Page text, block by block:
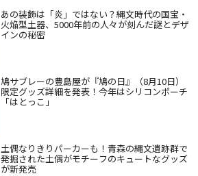
あの装飾は「炎」ではない？縄文時代の国宝・
火焔型土器、5000年前の人々が刻んだ謎とデザ
インの秘密
鳩サブレーの豊島屋が『鳩の日』（8月10日）
限定グッズ詳細を発表！今年はシリコンポーチ
「はとっこ」
土偶なりきりパーカーも！青森の縄文遺跡群で
発掘された土偶がモチーフのキュートなグッズ
が新発売